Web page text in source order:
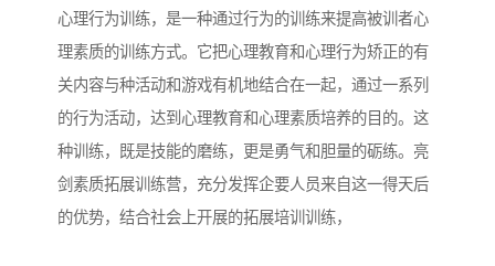
心理行为训练，是一种通过行为的训练来提高被训者心
理素质的训练方式。它把心理教育和心理行为矫正的有
关内容与种活动和游戏有机地结合在一起，通过一系列
的行为活动，达到心理教育和心理素质培养的目的。这
种训练，既是技能的磨练，更是勇气和胆量的砺练。亮
剑素质拓展训练营，充分发挥企要人员来自这一得天后
的优势，结合社会上开展的拓展培训训练，